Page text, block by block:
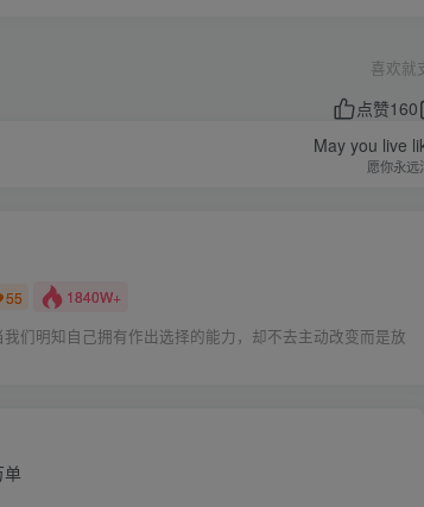
喜欢就
点赞160
May you live
愿你永远
55 1840W+
们明知自己拥有作出选择的能力，却不去主动改变而是放
单